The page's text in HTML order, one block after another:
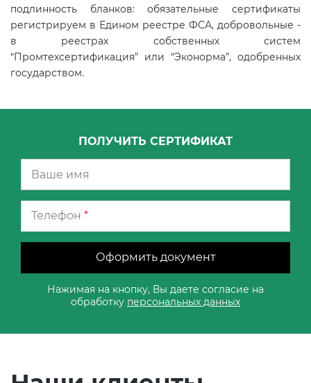
подлинность бланков: обязательные сертификаты
регистрируем в Едином реестре ФСА, добровольные -
в реестрах собственных систем
“Промтехсертификация” или “Эконорма”, одобренных
государством.
ПОЛУЧИТЬ СЕРТИФИКАТ
Телефон *
Оформить документ
Нажимая на кнопку, Вы даете согласие на
обработку персональных данных